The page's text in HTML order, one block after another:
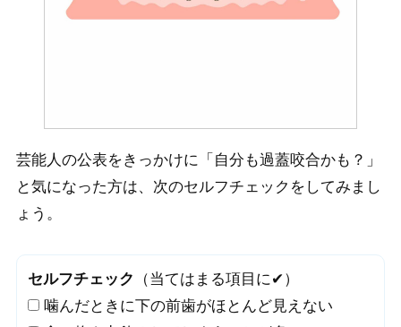
芸能人の公表をきっかけに「自分も過蓋咬合かも？」
と気になった方は、次のセルフチェックをしてみまし
ょう。
セルフチェック
（当てはまる項目に✔）
噛んだときに下の前歯がほとんど見えない